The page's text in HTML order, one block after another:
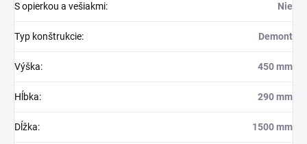
S opierkou a vešiakmi: Nie
Typ konštrukcie: Demont
Výška: 450 mm
Hĺbka: 290 mm
Dĺžka: 1500 mm